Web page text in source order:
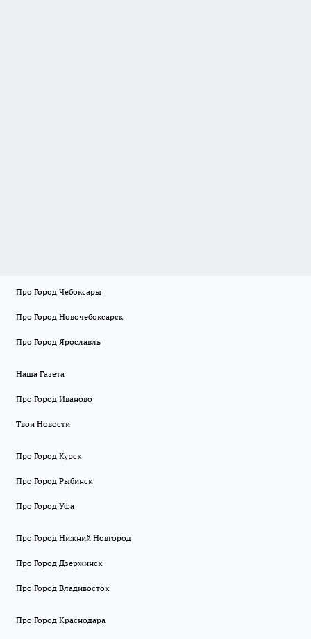
Про Город Чебоксары
Про Город Новочебоксарск
Про Город Ярославль
Наша Газета
Про Город Иваново
Твои Новости
Про Город Курск
Про Город Рыбинск
Про Город Уфа
Про Город Нижний Новгород
Про Город Дзержинск
Про Город Владивосток
Про Город Краснодара